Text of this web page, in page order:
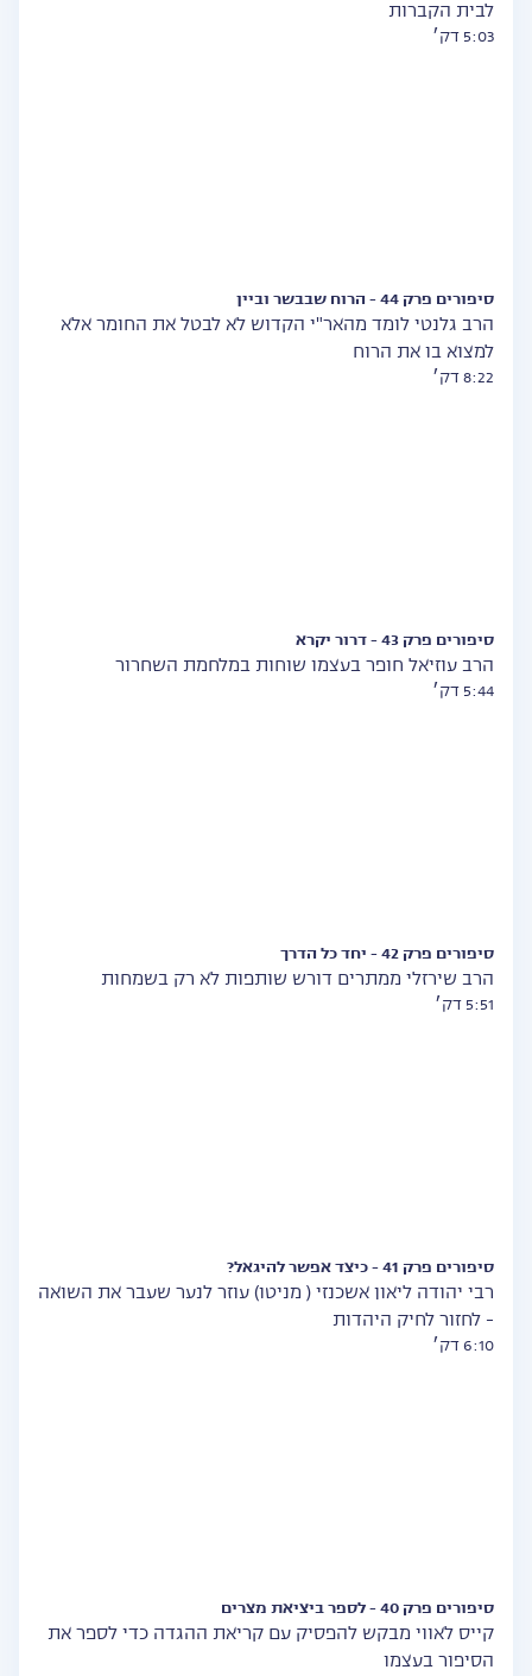
לבית הקברות
5:03 דק׳
סיפורים פרק 44 - הרוח שבבשר וביין
הרב גלנטי לומד מהאר"י הקדוש לא לבטל את החומר אלא
למצוא בו את הרוח
8:22 דק׳
סיפורים פרק 43 - דרור יקרא
הרב עוזיאל חופר בעצמו שוחות במלחמת השחרור
5:44 דק׳
סיפורים פרק 42 - יחד כל הדרך
הרב שירזלי ממתרים דורש שותפות לא רק בשמחות
5:51 דק׳
סיפורים פרק 41 - כיצד אפשר להיגאל?
רבי יהודה ליאון אשכנזי ( מניטו) עוזר לנער שעבר את השואה
- לחזור לחיק היהדות
6:10 דק׳
סיפורים פרק 40 - לספר ביציאת מצרים
קייס לאווי מבקש להפסיק עם קריאת ההגדה כדי לספר את
הסיפור בעצמו